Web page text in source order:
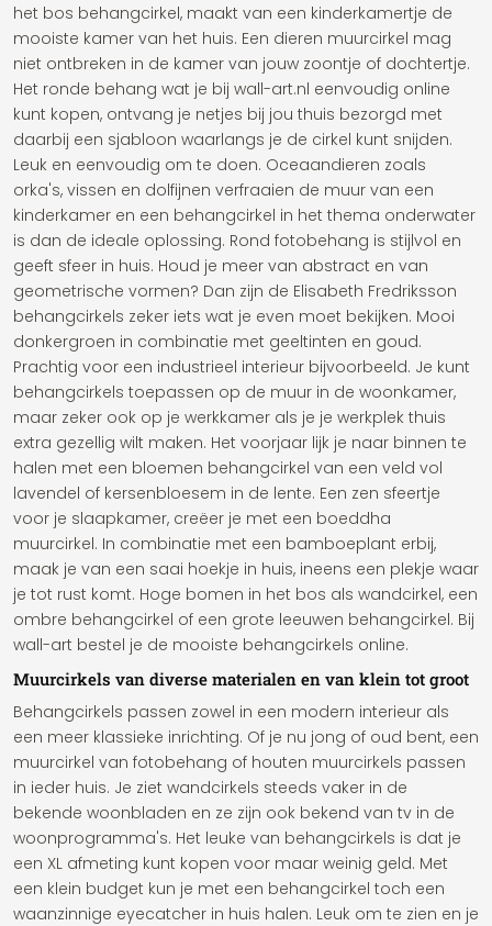
het bos behangcirkel, maakt van een kinderkamertje de
mooiste kamer van het huis. Een dieren muurcirkel mag
niet ontbreken in de kamer van jouw zoontje of dochtertje.
Het ronde behang wat je bij wall-art.nl eenvoudig online
kunt kopen, ontvang je netjes bij jou thuis bezorgd met
daarbij een sjabloon waarlangs je de cirkel kunt snijden.
Leuk en eenvoudig om te doen. Oceaandieren zoals
orka's, vissen en dolfijnen verfraaien de muur van een
kinderkamer en een behangcirkel in het thema onderwater
is dan de ideale oplossing. Rond fotobehang is stijlvol en
geeft sfeer in huis. Houd je meer van abstract en van
geometrische vormen? Dan zijn de Elisabeth Fredriksson
behangcirkels zeker iets wat je even moet bekijken. Mooi
donkergroen in combinatie met geeltinten en goud.
Prachtig voor een industrieel interieur bijvoorbeeld. Je kunt
behangcirkels toepassen op de muur in de woonkamer,
maar zeker ook op je werkkamer als je je werkplek thuis
extra gezellig wilt maken. Het voorjaar lijk je naar binnen te
halen met een bloemen behangcirkel van een veld vol
lavendel of kersenbloesem in de lente. Een zen sfeertje
voor je slaapkamer, creëer je met een boeddha
muurcirkel. In combinatie met een bamboeplant erbij,
maak je van een saai hoekje in huis, ineens een plekje waar
je tot rust komt. Hoge bomen in het bos als wandcirkel, een
ombre behangcirkel of een grote leeuwen behangcirkel. Bij
wall-art bestel je de mooiste behangcirkels online.
Muurcirkels van diverse materialen en van klein tot groot
Behangcirkels passen zowel in een modern interieur als
een meer klassieke inrichting. Of je nu jong of oud bent, een
muurcirkel van fotobehang of houten muurcirkels passen
in ieder huis. Je ziet wandcirkels steeds vaker in de
bekende woonbladen en ze zijn ook bekend van tv in de
woonprogramma's. Het leuke van behangcirkels is dat je
een XL afmeting kunt kopen voor maar weinig geld. Met
een klein budget kun je met een behangcirkel toch een
waanzinnige eyecatcher in huis halen. Leuk om te zien en je